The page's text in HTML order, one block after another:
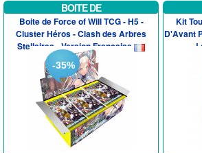
BOITE DE
Boite de Force of Will TCG - H5 -
Cluster Héros - Clash des Arbres
Stellaires - Version Francaise
-35%
Kit
D'Avant